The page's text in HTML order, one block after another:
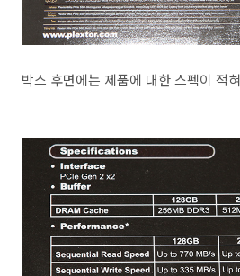
박스 후면에는 제품에 대한 스펙이 적